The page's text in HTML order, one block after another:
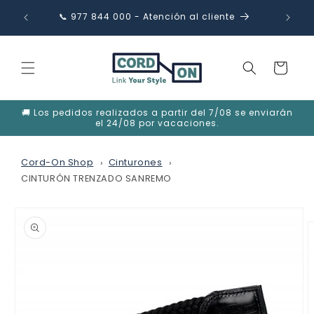
directamente📞 977 844 000 - Atención al cliente ✉️
Carrito
🚚 Los pedidos realizados a partir del 7/08 se enviarán
el 24/08 por vacaciones.
Cord-On Shop
Cinturones
CINTURÓN TRENZADO SANREMO
información